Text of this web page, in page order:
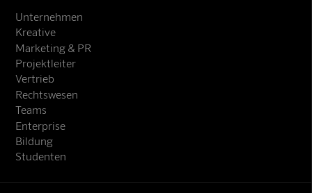
Unternehmen
Kreative
Marketing & PR
Projektleiter
Vertrieb
Rechtswesen
Teams
Enterprise
Bildung
Studenten